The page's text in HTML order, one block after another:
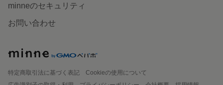
minneのセキュリティ
お問い合わせ
特定商取引法に基づく表記
Cookieの使用について